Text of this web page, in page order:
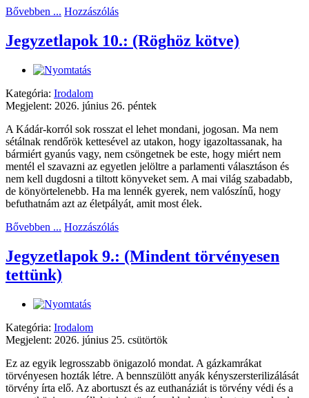
Bővebben ... Hozzászólás
Jegyzetlapok 10.: (Röghöz kötve)
Kategória: Irodalom
Megjelent: 2026. június 26. péntek
A Kádár-korról sok rosszat el lehet mondani, jogosan. Ma nem
sétálnak rendőrök kettesével az utakon, hogy igazoltassanak, ha
bármiért gyanús vagy, nem csöngetnek be este, hogy miért nem
mentél el szavazni az egyetlen jelöltre a parlamenti választáson és
nem kell dugdosni a tiltott könyveket sem. A mai világ szabadabb,
de könyörtelenebb. Ha ma lennék gyerek, nem valószínű, hogy
befuthatnám azt az életpályát, amit most élek.
Bővebben ... Hozzászólás
Jegyzetlapok 9.: (Mindent törvényesen
tettünk)
Kategória: Irodalom
Megjelent: 2026. június 25. csütörtök
Ez az egyik legrosszabb önigazoló mondat. A gázkamrákat
törvényesen hozták létre. A bennszülött anyák kényszersterilizálását
törvény írta elő. Az abortuszt és az euthanáziát is törvény védi és a